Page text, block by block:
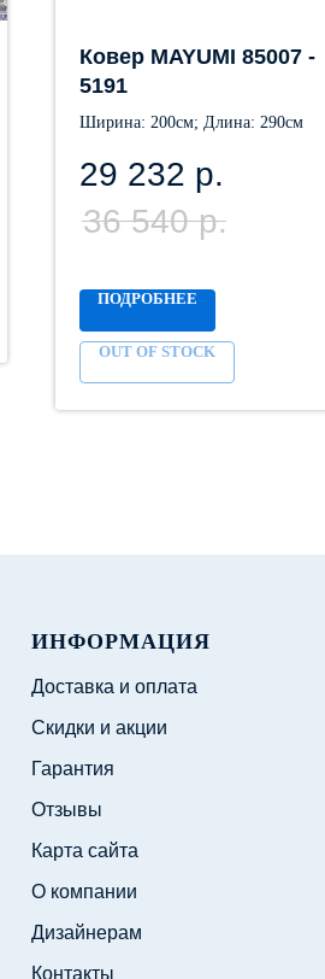
Ковер MAYUMI 85007 -
5191
Ширина: 200см; Длина: 290см
29 232 р.
36 540 р.
ПОДРОБНЕЕ
OUT OF STOCK
ИНФОРМАЦИЯ
Доставка и оплата
Скидки и акции
Гарантия
Отзывы
Карта сайта
О компании
Дизайнерам
Контакты